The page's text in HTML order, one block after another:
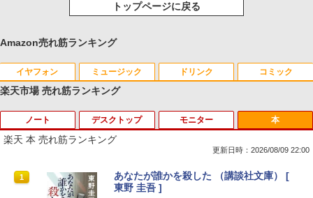
トップページに戻る
Amazon売れ筋ランキング
イヤフォン
Anker Soundcore P40i オフホワイト
￥7,990
ミュージック
BRUCE WAYNE feat. Flo Milli, ATL Jacob
[Explicit]
ドリンク
【Amazon.co.jp限定】 い・ろ・は・す 2L P
ET ラベルレス ×8本
コミック
薬屋のひとりごと 17巻 (デジタル版ビッグガ
ンガンコミックス)
楽天市場 売れ筋ランキング
ノート
1
良品 フルHD 12.5インチ SONY VAIO Pr
o PJ VJPJ13C11N / Windows11/ 超高性
デスクトップ
1
＼11日まで限定価格／【楽天1位】デス
クトップパソコン 新品 福袋 5点セット
モニター
1
ec訳あり☆PHILIPS 223V5L HDMI接続
できます
本
楽天 本 売れ筋ランキング
更新日時：2026/08/09 22:00
1
あなたが誰かを殺した （講談社文庫） [
東野 圭吾 ]